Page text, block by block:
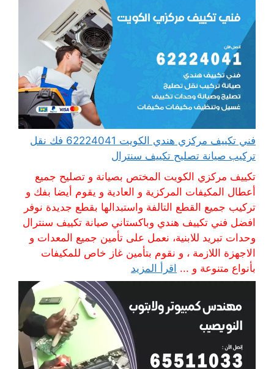
فني تكييف مركزي هندي الكويت 62224041 فك نقل
تركيب صيانة تصليح تكييف سنترال
تكييف مركزي الكويت المختص بصيانة و تصليح جميع
أعطال المكيفات المركزية و العادية و يقوم أيضا بفك و
تركيب جميع القطع التالفة واستبدالها بقطع جديدة نوفر
افضل فني تكييف هندي وباكستاني صيانة تكييف سنترال
وحدات تبريد للابنية، نعمل على تأمين جميع المعدات و
الاجهزة اللازمة ، و نقوم بتأمين غاز خاص للمكيفات
بأنواع متنوعة و ... اقرأ المزيد